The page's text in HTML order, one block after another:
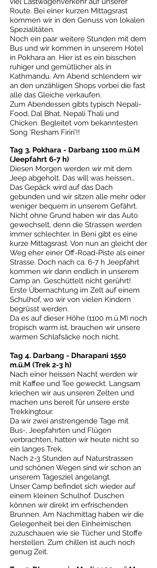
Route. Bei einer kurzen Mittagsrast
kommen wir in den Genuss von lokalen
Spezialitäten.
Noch ein paar weitere Stunden mit dem
Bus und wir kommen in unserem Hotel
in Pokhara an. Hier ist es ein bisschen
ruhiger und gemütlicher als in
Kathmandu. Am Abend schlendern wir
an den unzähligen Shops vorbei die fast
alle das Gleiche verkaufen.
Zum Abendessen gibts typisch Nepali-
Food, Dal Bhat, Nepali Thali und
Chicken. Begleitet vom bekanntesten
Song ‘Resham Firiri’!!
Tag 3. Pokhara - Darbang 1100 m.ü.M
(Jeepfahrt 6-7 h)
Diesen Morgen werden wir mit dem
Jeep abgeholt. Das will was heissen…
Das Gepäck wird auf das Dach
gebunden und wir sitzen alle mehr oder
weniger bequem in unserem Gefährt.
Nicht ohne Grund haben wir das Auto
gewechselt, denn die Strassen werden
immer schlechter. In Beni gibt es eine
kurze Mittagsrast. Von nun an gleicht der
Weg eher einer Off-Road-Piste als einer
Strasse. Doch nach ca. 6-7 h Jeepfahrt
kommen wir dann endlich in unserem
Camp an. Geschüttelt nicht gerührt!
Erste Übernachtung im Zelt auf einem
Schulhof, wo wir von vielen Kindern
begrüsst werden.
Da es auf dieser Höhe (1100 m.ü.M) noch
tropisch warm ist, brauchen wir unsere
warmen Schlafsäcke noch nicht.
Tag 4. Darbang - Dharapani 1550
m.ü.M (Trek 2-3 h)
Nach einer heissen Nacht werden wir
mit Kaffee und Tee geweckt. Langsam
kriechen wir aus unseren Zelten und
machen uns bereit für unsere erste
Trekkingtour.
Da wir zwei anstrengende Tage mit
Bus-, Jeepfahrten und Flügen
verbrachten, hatten wir heute nicht so
ein langes Trek.
Nach 2-3 Stunden auf Naturstrassen
und schönen Wegen sind wir schon an
unserem Tagesziel angelangt.
Unser Camp befindet sich wieder auf
einem kleinen Schulhof. Duschen
können wir direkt im erfrischenden
Brunnen. Am Nachmittag haben wir die
Gelegenheit bei den Einheimischen
zuzuschauen wie sie Tücher und Stoffe
herstellen. Zum chillen ist auch noch
genug Zeit.